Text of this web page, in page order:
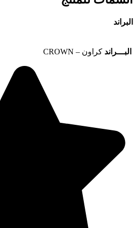
البراند
البـــراند كراون – CROWN